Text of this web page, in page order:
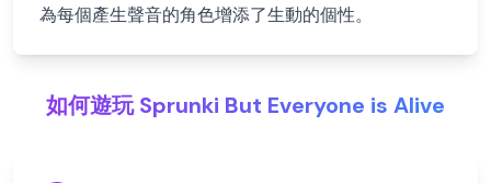
為每個產生聲音的角色增添了生動的個性。
如何遊玩 Sprunki But Everyone is Alive